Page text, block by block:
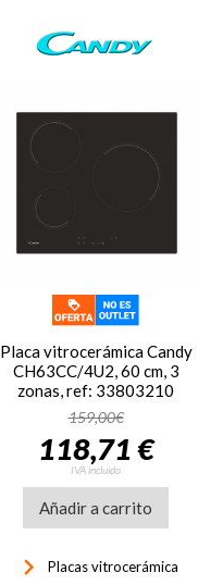
Placa vitrocerámica Candy
CH63CC/4U2, 60 cm, 3
zonas, ref: 33803210
159,00€
118,71 €
IVA incluido
Añadir a carrito
keyboard_arrow_right Placas vitrocerámica